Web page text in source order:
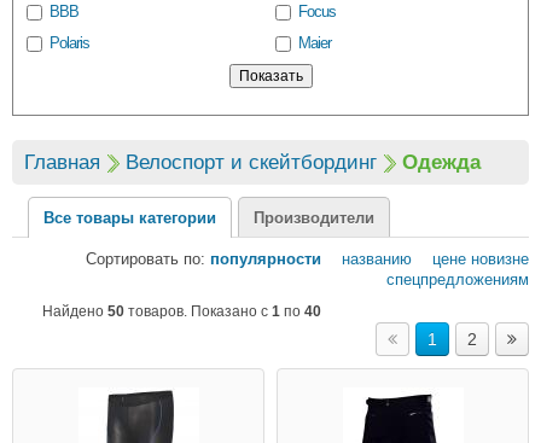
BBB
Polaris
Focus
Maier
Главная Велоспорт и скейтбординг Одежда
Все товары категории Производители
Сортировать по: популярности названию цене новизне
спецпредложениям
Найдено 50 товаров. Показано с 1 по 40
1 2